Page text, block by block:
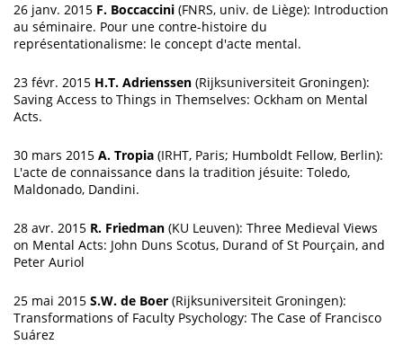
26 janv. 2015 F. Boccaccini (FNRS, univ. de Liège): Introduction
au séminaire. Pour une contre-histoire du
représentationalisme: le concept d'acte mental.
23 févr. 2015 H.T. Adrienssen (Rijksuniversiteit Groningen):
Saving Access to Things in Themselves: Ockham on Mental
Acts.
30 mars 2015 A. Tropia (IRHT, Paris; Humboldt Fellow, Berlin):
L'acte de connaissance dans la tradition jésuite: Toledo,
Maldonado, Dandini.
28 avr. 2015 R. Friedman (KU Leuven): Three Medieval Views
on Mental Acts: John Duns Scotus, Durand of St Pourçain, and
Peter Auriol
25 mai 2015 S.W. de Boer (Rijksuniversiteit Groningen):
Transformations of Faculty Psychology: The Case of Francisco
Suárez